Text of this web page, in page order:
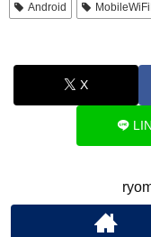
Android
X